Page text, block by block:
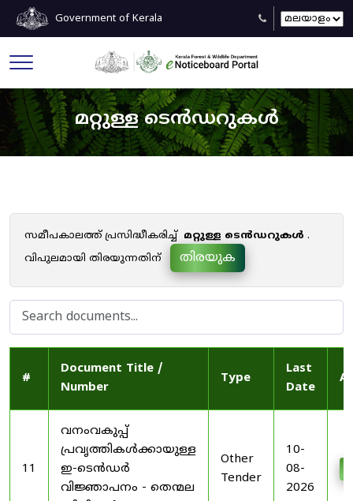
Government of Kerala
മറ്റുള്ള ടെൻഡറുകൾ
സമീപകാലത്ത് പ്രസിദ്ധീകരിച്ച് മറ്റുള്ള ടെൻഡറുകൾ .
വിപുലമായി തിരയുന്നതിന്
തിരയുക
#
Document Title /
Number
Type
Last
Date
11
വനംവകുപ്പ്
പ്രവൃത്തികൾക്കായുള്ള
ഇ-ടെൻഡർ
വിജ്ഞാപനം - തെന്മല
Other
Tender
10-
08-
2026